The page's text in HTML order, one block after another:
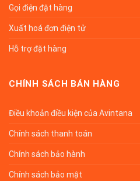
Gọi điện đặt hàng
Xuất hoá đơn điện tử
Hỗ trợ đặt hàng
CHÍNH SÁCH BÁN HÀNG
Điều khoản điều kiện của Avintana
Chính sách thanh toán
Chính sách bảo hành
Chính sách bảo mật